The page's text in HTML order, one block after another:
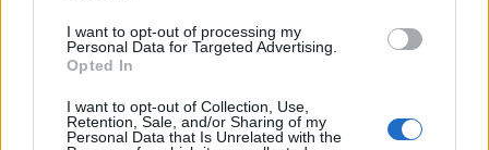
I want to opt-out of processing my
Personal Data for Targeted Advertising.
Opted In
I want to opt-out of Collection, Use,
Retention, Sale, and/or Sharing of my
Personal Data that Is Unrelated with the
Διεθνή